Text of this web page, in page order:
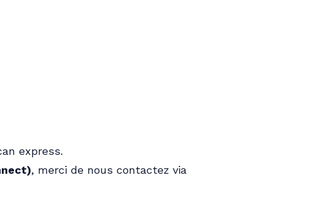
express.
, merci de nous contactez via